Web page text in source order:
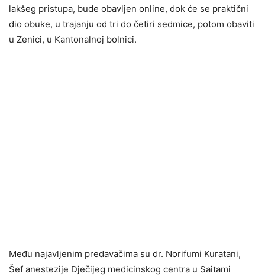
lakšeg pristupa, bude obavljen online, dok će se praktični
dio obuke, u trajanju od tri do četiri sedmice, potom obaviti
u Zenici, u Kantonalnoj bolnici.
Među najavljenim predavačima su dr. Norifumi Kuratani,
Šef anestezije Dječijeg medicinskog centra u Saitami